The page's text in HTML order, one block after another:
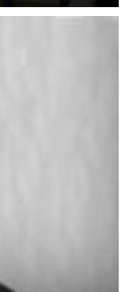
الخميس 6 أغسطس 2026 10:27 ص